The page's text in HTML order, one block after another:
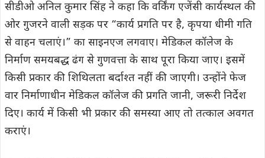
सीडीओ अनिल कुमार सिंह ने कहा कि वर्किंग एजेंसी कार्यस्थल की
ओर गुजरने वाली सड़क पर “कार्य प्रगति पर है, कृपया धीमी गति
से वाहन चलाएं।” का साइनएज लगवाए। मेडिकल कॉलेज के
निर्माण समयबद्ध ढंग से गुणवत्ता के साथ पूरा किया जाए। इसमें
किसी प्रकार की शिथिलता बर्दाश्त नहीं की जाएगी। उन्होंने फेज
वार निर्माणाधीन मेडिकल कॉलेज की प्रगति जानी, जरूरी निर्देश
दिए। कार्य में किसी भी प्रकार की समस्या आए तो तत्काल अवगत
कराएं।